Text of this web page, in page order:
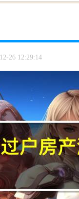
26 12:29:14